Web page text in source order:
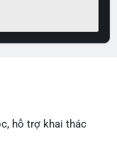
hỗ trợ khai thác